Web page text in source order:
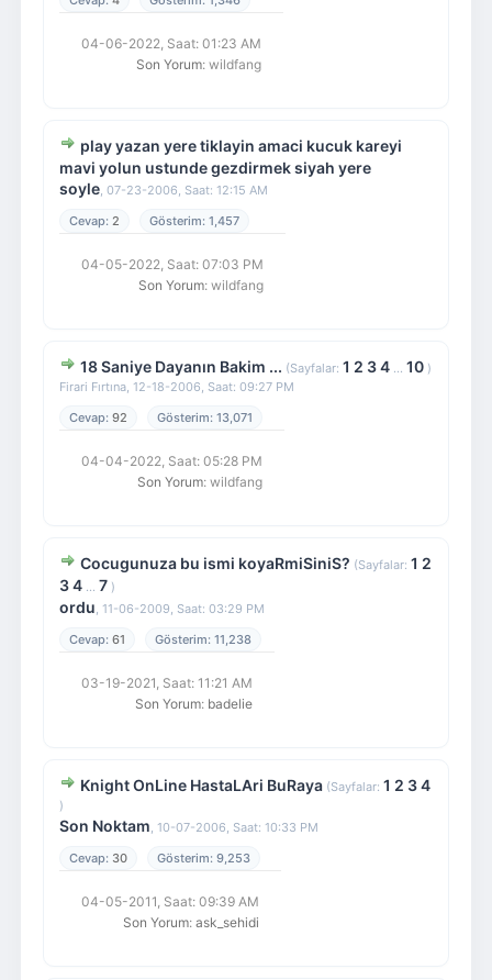
04-06-2022, Saat: 01:23 AM
Son Yorum: wildfang
play yazan yere tiklayin amaci kucuk kareyi
mavi yolun ustunde gezdirmek siyah yere
soyle, 07-23-2006, Saat: 12:15 AM
2
1,457
04-05-2022, Saat: 07:03 PM
Son Yorum: wildfang
18 Saniye Dayanın Bakim ... (Sayfalar: 1 2 34... 10)
Firari Fırtına, 12-18-2006, Saat: 09:27 PM
92
13,071
04-04-2022, Saat: 05:28 PM
Son Yorum: wildfang
Cocugunuza bu ismi koyaRmiSiniS? (Sayfalar: 1 2
34... 7)
ordu, 11-06-2009, Saat: 03:29 PM
61
11,238
03-19-2021, Saat: 11:21 AM
Son Yorum: badelie
Knight OnLine HastaLAri BuRaya (Sayfalar: 1 2 34
)
Son Noktam, 10-07-2006, Saat: 10:33 PM
30
9,253
04-05-2011, Saat: 09:39 AM
Son Yorum: ask_sehidi